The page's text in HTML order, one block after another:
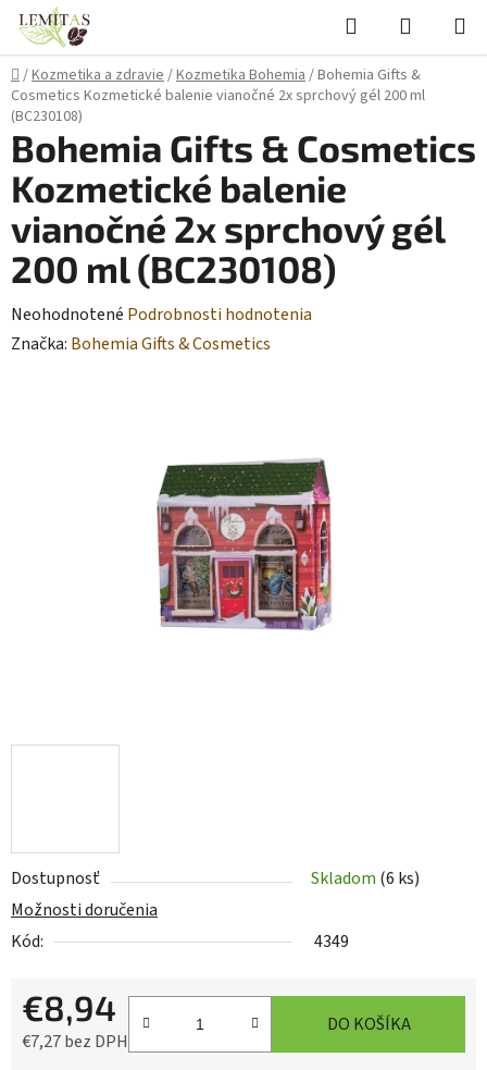
Prejsť
obsah
Hľadať
KOŠÍK
Domov
/Kozmetika a zdravie/Kozmetika Bohemia/Bohemia Gifts &
Cosmetics Kozmetické balenie vianočné 2x sprchový gél 200 ml
(BC230108)
Dostupnosť Skladom (6 ks)
Možnosti doručenia
Kód:
4349
€8,94
€7,27 bez DPH
DO KOŠÍKA
Bohemia Gifts & Cosmetics
Kozmetické balenie
vianočné 2x sprchový gél
200 ml (BC230108)
Priemerné
hodnotenie
Neohodnotené Podrobnosti hodnotenia
Značka: Bohemia Gifts & Cosmetics